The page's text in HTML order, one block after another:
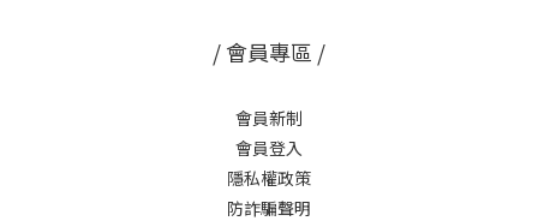
/ 會員專區 /
會員新制
會員登入
隱私權政策
防詐騙聲明